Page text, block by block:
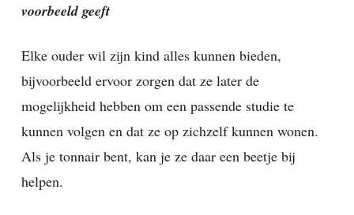
voorbeeld geeft
Elke ouder wil zijn kind alles kunnen bieden,
bijvoorbeeld ervoor zorgen dat ze later de
mogelijkheid hebben om een passende studie te
kunnen volgen en dat ze op zichzelf kunnen wonen.
Als je tonnair bent, kan je ze daar een beetje bij
helpen.